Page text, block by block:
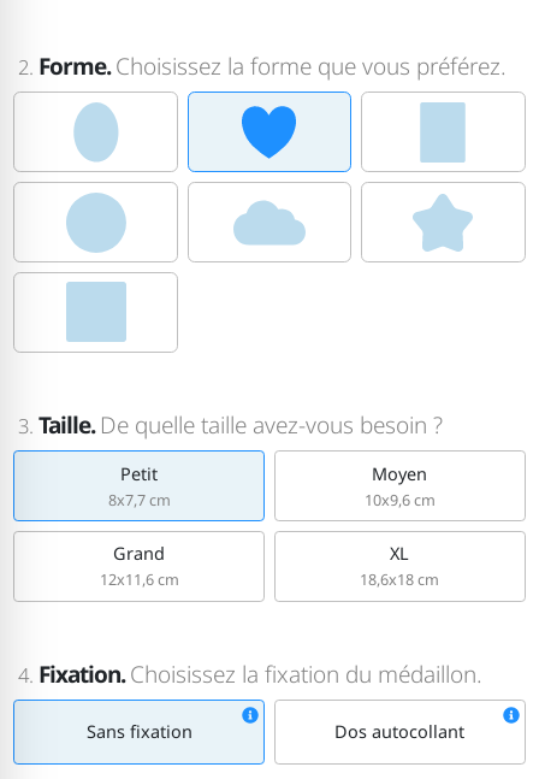
2. Forme.Choisissez la forme que vous préférez.
3. Taille. De quelle taille avez-vous besoin ?
Petit
8x7,7 cm
Moyen
10x9,6 cm
Grand
12x11,6 cm
XL
18,6x18 cm
4. Fixation.Choisissez la fixation du médaillon.
Sans fixation Dos autocollant